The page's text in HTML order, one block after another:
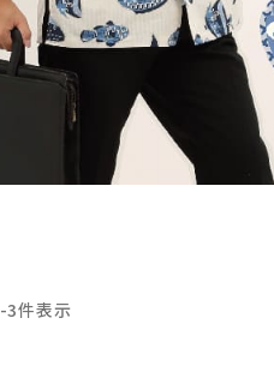
-3件表示